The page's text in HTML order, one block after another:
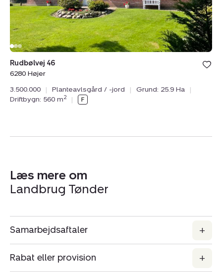
Bolig er
under
Rudbølvej 46
6280 Højer
3.500.000
| Planteavlsgård / -jord | Grund: 25.9 Ha
|
Driftbygn: 560 m2 |
Læs mere om
Landbrug Tønder
Samarbejdsaftaler
Rabat eller provision